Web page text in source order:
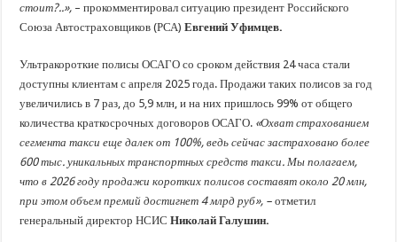
стоит?..», – прокомментировал ситуацию президент Российского
Союза Автостраховщиков (РСА)Евгений Уфимцев.
Ультракороткие полисы ОСАГО со сроком действия 24 часа стали
доступны клиентам с апреля 2025 года. Продажи таких полисов за год
увеличились в 7 раз, до 5,9 млн, и на них пришлось 99% от общего
количества краткосрочных договоров ОСАГО. «Охват страхованием
сегмента такси еще далек от 100%, ведь сейчас застраховано более
600 тыс. уникальных транспортных средств такси. Мы полагаем,
что в 2026 году продажи коротких полисов составят около 20 млн,
при этом объем премий достигнет 4 млрд руб», –отметил
генеральный директор НСИСНиколай Галушин.